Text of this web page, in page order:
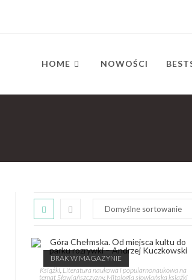
HOME NOWOŚCI
BRAK W MAGAZYNIE
Książki, Literatura naukowa i popularnonaukowa na
temat Słowiańszczyzny, Mitologia słowiańska książki